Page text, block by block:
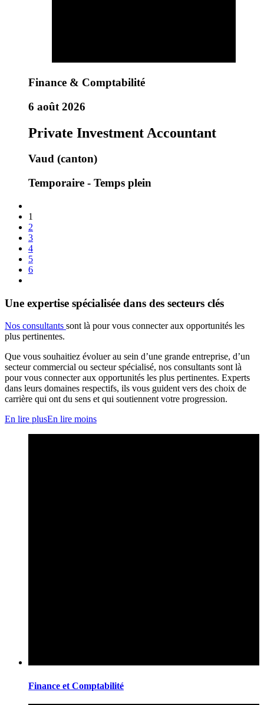
Finance & Comptabilité
6 août 2026
Private Investment Accountant
Vaud (canton)
Temporaire - Temps plein
1
2
3
4
5
6
Une expertise spécialisée dans des secteurs clés
Nos consultants sont là pour vous connecter aux opportunités les
plus pertinentes.
Que vous souhaitiez évoluer au sein d’une grande entreprise, d’un
secteur commercial ou secteur spécialisé, nos consultants sont là
pour vous connecter aux opportunités les plus pertinentes. Experts
dans leurs domaines respectifs, ils vous guident vers des choix de
carrière qui ont du sens et qui soutiennent votre progression.
En lire plusEn lire moins
Finance et Comptabilité